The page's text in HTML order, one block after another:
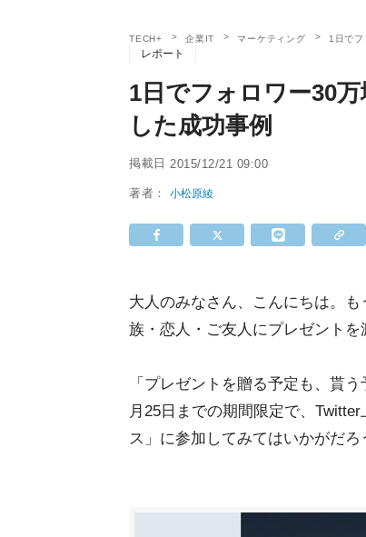
TECH+ 企業IT マーケティング 1日で
レポート
1日でフォロワー30
した成功事例
掲載日 2015/12/21 09:00
著者：小松原綾
大人のみなさん、こんにちは。
族・恋人・ご友人にプレゼントを
「プレゼントを贈る予定も、貰
月25日までの期間限定で、
ス」に参加してみてはいかがだろ